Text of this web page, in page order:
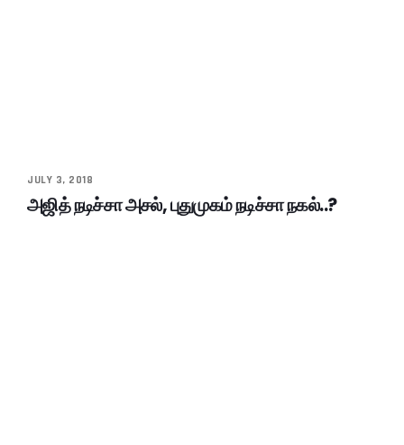
JULY 3, 2018
அஜித் நடிச்சா அசல், புதுமுகம் நடிச்சா நகல்..?